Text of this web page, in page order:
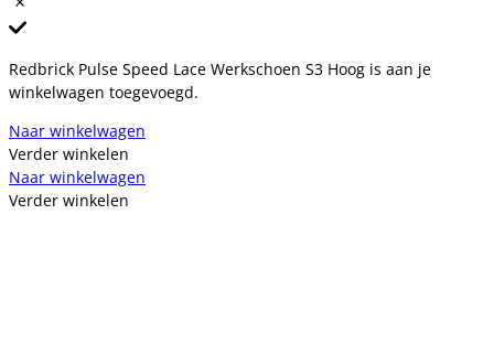
Redbrick Pulse Speed Lace Werkschoen S3 Hoog is aan je
winkelwagen toegevoegd.
Naar winkelwagen
Verder winkelen
Naar winkelwagen
Verder winkelen